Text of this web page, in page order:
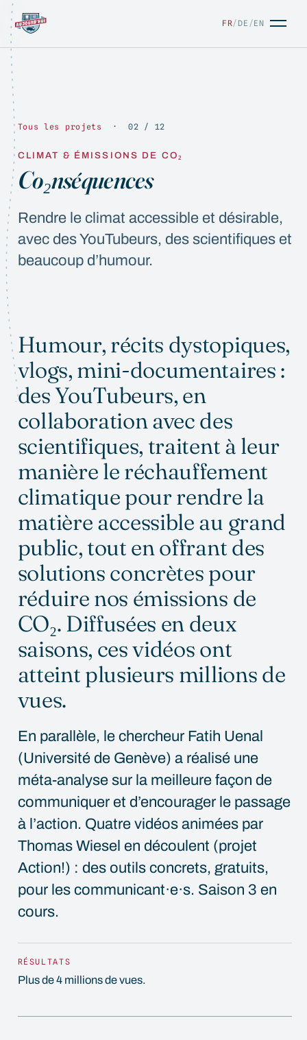
FR/ DE /EN
FR/DE /EN
Tous les projets · 02 / 12
CLIMAT & ÉMISSIONS DE CO₂
Co₂nséquences
Rendre le climat accessible et désirable,
avec des YouTubeurs, des scientifiques et
beaucoup d’humour.
Humour, récits dystopiques,
vlogs, mini-documentaires :
des YouTubeurs, en
collaboration avec des
scientifiques, traitent à leur
manière le réchauffement
climatique pour rendre la
matière accessible au grand
public, tout en offrant des
solutions concrètes pour
réduire nos émissions de
CO₂. Diffusées en deux
saisons, ces vidéos ont
atteint plusieurs millions de
vues.
En parallèle, le chercheur Fatih Uenal
(Université de Genève) a réalisé une
méta-analyse sur la meilleure façon de
communiquer et d’encourager le passage
à l’action. Quatre vidéos animées par
Thomas Wiesel en découlent (projet
Action!) : des outils concrets, gratuits,
pour les communicant·e·s. Saison 3 en
cours.
RÉSULTATS
Plus de 4 millions de vues.